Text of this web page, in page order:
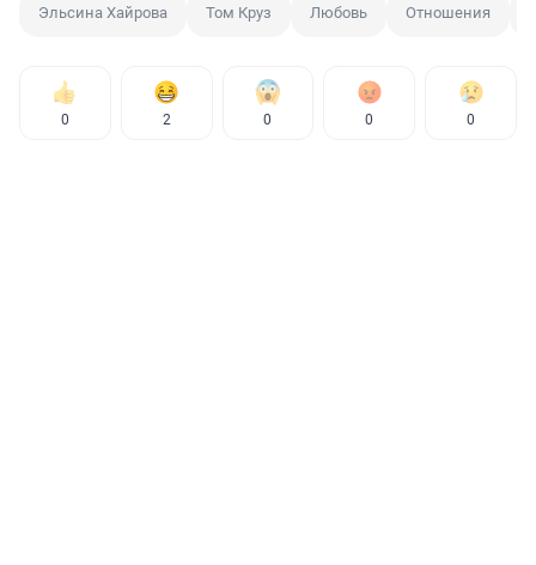
Эльсина Хайрова Том Круз Любовь Отношения
0 2 0 0 0